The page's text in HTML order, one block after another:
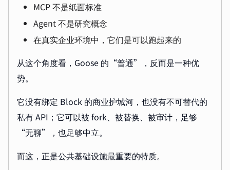
MCP 不是纸面标准
Agent 不是研究概念
在真实企业环境中，它们是可以跑起来的
从这个角度看，Goose 的“普通”，反而是一种优
势。
它没有绑定 Block 的商业护城河，也没有不可替代的
私有 API；它可以被 fork、被替换、被审计，足够
“无聊”，也足够中立。
而这，正是公共基础设施最重要的特质。